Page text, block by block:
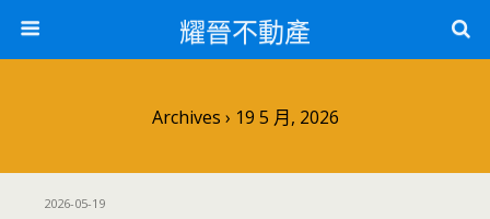
耀晉不動產
Archives › 19 5 月, 2026
2026-05-19